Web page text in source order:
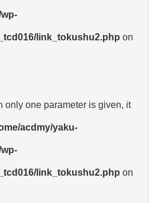
link_tokushu2.php on
only one parameter is given, it
acdmy/yaku-
link_tokushu2.php on